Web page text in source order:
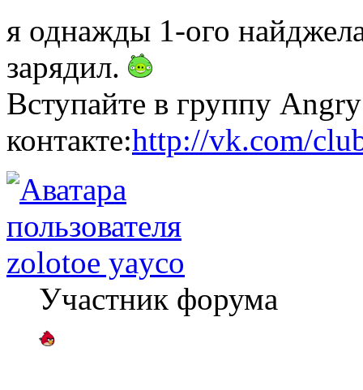
я однажды 1-ого
зарядил.
Вступайте в группу
контакте:http://vk.com/
zolotoe yayco
Участник форума